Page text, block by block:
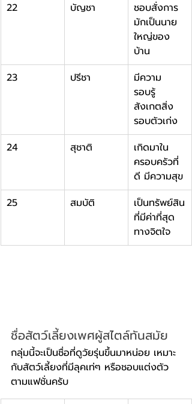
22
บัญชา
ชอบสั่งการ
มักเป็นนาย
ใหญ่ของ
บ้าน
23
ปรีชา
มีความ
รอบรู้
สังเกตสิ่ง
รอบตัวเก่ง
24
สุชาติ
เกิดมาใน
ครอบครัวที่
ดี มีความสุข
25
สมบัติ
เป็นทรัพย์สิน
ที่มีค่าที่สุด
ทางจิตใจ
ชื่อสัตว์เลี้ยงเพศผู้สไตล์ทันสมัย
กลุ่มนี้จะเป็นชื่อที่ดูวัยรุ่นขึ้นมาหน่อย เหมาะ
กับสัตว์เลี้ยงที่มีลุคเท่ๆ หรือชอบแต่งตัว
ตามแฟชั่นครับ